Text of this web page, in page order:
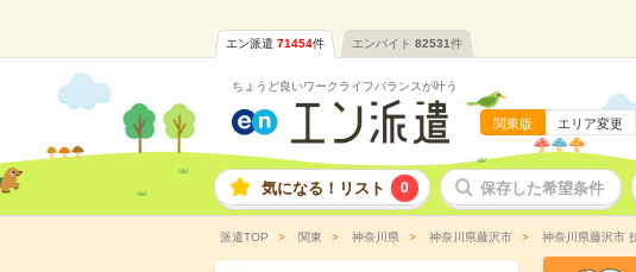
エン派遣 71454件 エンバイト 82531件
ちょうど良いワークライフバランスが叶う
関東版 エリア変更
気になる！リスト 0 保存した希望条件
派遣TOP 関東 神奈川県 神奈川県藤沢市 神奈川県藤沢市